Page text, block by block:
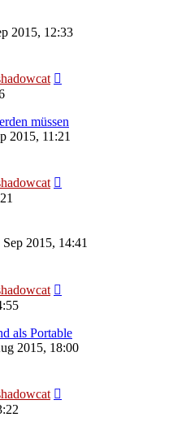
2015, 12:33
müssen
2015, 11:21
2015, 14:41
als Portable
2015, 18:00